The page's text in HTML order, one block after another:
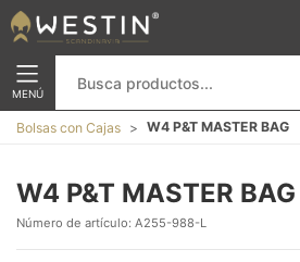
MENÚ
Bolsas con Cajas W4 P&T MASTER BAG
W4 P&T MASTER BAG
Número de artículo: A255-988-L